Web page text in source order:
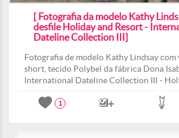
[ Fotografia da modelo Kathy
desfile Holiday and Resort -
Dateline Collection III]
Fotografia de modelo Kathy Lindsay com
short, tecido Polybel da fábrica Dona
International Dateline Collection III -
1